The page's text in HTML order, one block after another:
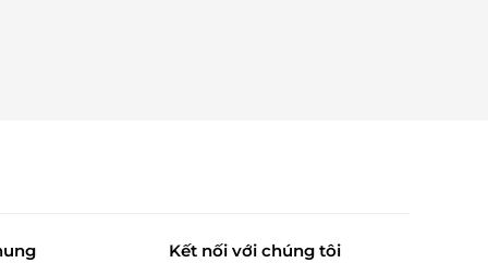
Kết nối với chúng tôi